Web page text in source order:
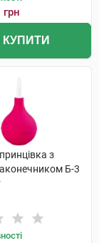
грн
КУПИТИ
з
Б-3